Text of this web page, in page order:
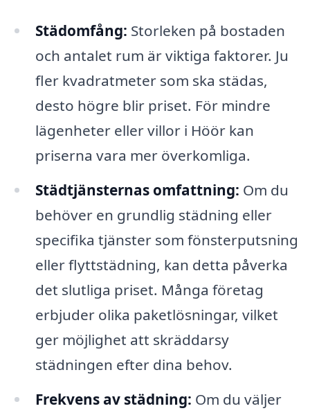
Städomfång: Storleken på bostaden
och antalet rum är viktiga faktorer. Ju
fler kvadratmeter som ska städas,
desto högre blir priset. För mindre
lägenheter eller villor i Höör kan
priserna vara mer överkomliga.
Städtjänsternas omfattning: Om du
behöver en grundlig städning eller
specifika tjänster som fönsterputsning
eller flyttstädning, kan detta påverka
det slutliga priset. Många företag
erbjuder olika paketlösningar, vilket
ger möjlighet att skräddarsy
städningen efter dina behov.
Frekvens av städning: Om du väljer